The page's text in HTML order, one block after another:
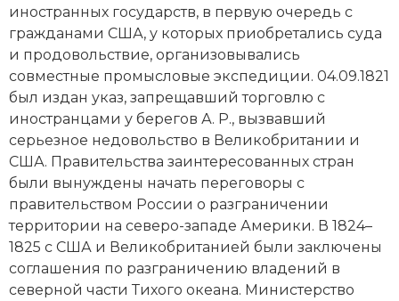
Общественные объединения и организации
Политическая история
Революции и народные движения
Религия и церковь
Россия
Северная Америка
Социально-экономическая история
Специальные исторические дисциплины
иностранных государств, в первую очередь с
гражданами США, у которых приобретались суда
и продовольствие, организовывались
совместные промысловые экспедиции. 04.09.1821
был издан указ, запрещавший торговлю с
иностранцами у берегов А. Р., вызвавший
серьезное недовольство в Великобритании и
США. Правительства заинтересованных стран
были вынуждены начать переговоры с
правительством России о разграничении
территории на северо-западе Америки. В 1824–
1825 с США и Великобританией были заключены
соглашения по разграничению владений в
северной части Тихого океана. Министерство